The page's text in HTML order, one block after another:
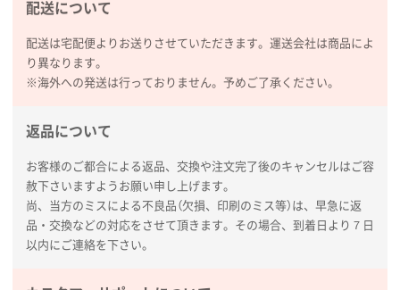
配送について
配送は宅配便よりお送りさせていただきます。運送会社は商品によ
り異なります。
※海外への発送は行っておりません。予めご了承ください。
返品について
お客様のご都合による返品、交換や注文完了後のキャンセルはご容
赦下さいますようお願い申し上げます。
尚、当方のミスによる不良品（欠損、印刷のミス等）は、早急に返
品・交換などの対応をさせて頂きます。その場合、到着日より７日
以内にご連絡を下さい。